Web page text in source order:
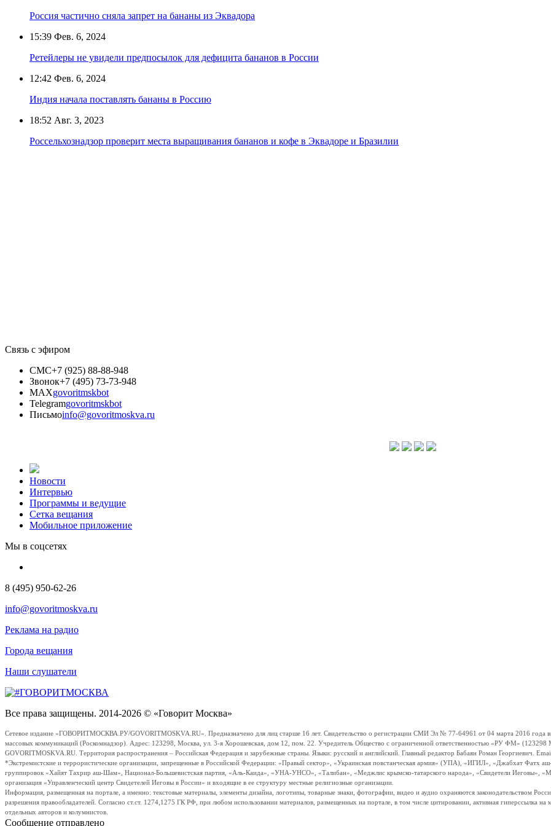
Россия частично сняла запрет на бананы из Эквадора
15:39 Фев. 6, 2024
Ретейлеры не увидели предпосылок для дефицита бананов в России
12:42 Фев. 6, 2024
Индия начала поставлять бананы в Россию
18:52 Авг. 3, 2023
Россельхознадзор проверит места выращивания бананов и кофе в Эквадоре и Бразилии
Связь с эфиром
СМС+7 (925) 88-88-948
Звонок+7 (495) 73-73-948
MAXgovoritmskbot
Telegramgovoritmskbot
Письмоinfo@govoritmoskva.ru
Новости
Интервью
Программы и ведущие
Сетка вещания
Мобильное приложение
Мы в соцсетях
8 (495) 950-62-26
info@govoritmoskva.ru
Реклама на радио
Города вещания
Наши слушатели
Все права защищены. 2014-2026 © «Говорит Москва»
Сетевое издание «ГОВОРИТМОСКВА.РУ/GOVORITMOSKVA.RU». Предназначено для лиц старше 16 лет. Свидетельство о регистрации СМИ Эл № 77-64961 от 04 марта 2016 года
массовых коммуникаций (Роскомнадзор). Адрес: 123298, Москва, ул. 3-я Хорошевская, дом 12, пом. 22. Учредитель Общество с ограниченной ответственностью «РУ ФМ»
GOVORITMOSKVA.RU. Территория распространения – Российская Федерация и зарубежные страны. Языки: русский и английский. Главный редактор Бабаян Роман Георгиевич.
*Экстремистские и террористические организации, запрещенные в Российской Федерации: «Правый сектор», «Украинская повстанческая армия» (УПА), «ИГИЛ», «Джабхат
группировок «Хайят Тахрир аш-Шам», Национал-Большевистская партия, «Аль-Каида», «УНА-УНСО», «Талибан», «Меджлис крымско-татарского народа», «Свидетели Иеговы»,
организация «Управленческий центр Свидетелей Иеговы в России» и входящие в ее структуру местные религиозные организации.
Информация, размещенная на портале, а именно: текстовые материалы, элементы дизайна, логотипы, товарные знаки, фотографии, видео и аудио охраняются законодательством
разрешения правообладателей. Согласно ст.ст. 1274,1275 ГК РФ, при любом использовании материалов, размещенных на портале, в том числе цитировании, активная гиперссылка
отдельных авторов и колумнистов.
Сообщение отправлено